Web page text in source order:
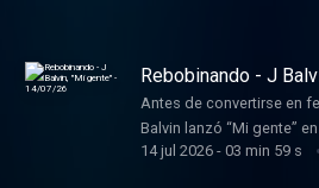
Rebobinando - J
14/07/26
Antes de convertirse en
Balvin lanzó “Mi gente”
evolución del éxito de
14 jul 2026- 03 min 59 s